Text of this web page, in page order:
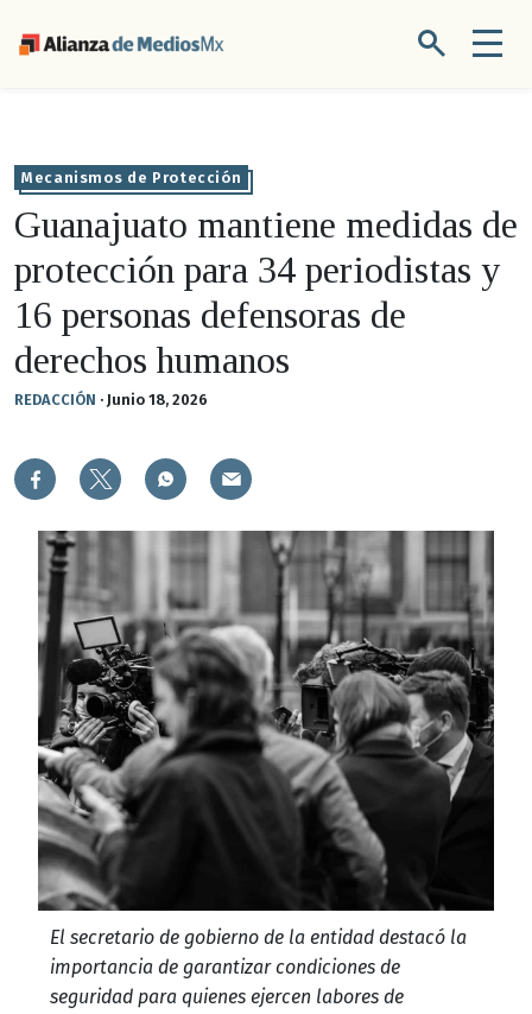
Mecanismos de Protección
Guanajuato mantiene medidas de
protección para 34 periodistas y
16 personas defensoras de
derechos humanos
REDACCIÓN · Junio 18, 2026
El secretario de gobierno de la entidad destacó la
importancia de garantizar condiciones de
seguridad para quienes ejercen labores de